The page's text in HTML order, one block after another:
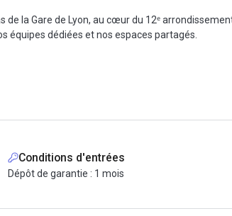
la Gare de Lyon, au cœur du 12ᵉ
équipes dédiées et nos espaces partagés.
Conditions d'entrées
Dépôt de garantie : 1 mois